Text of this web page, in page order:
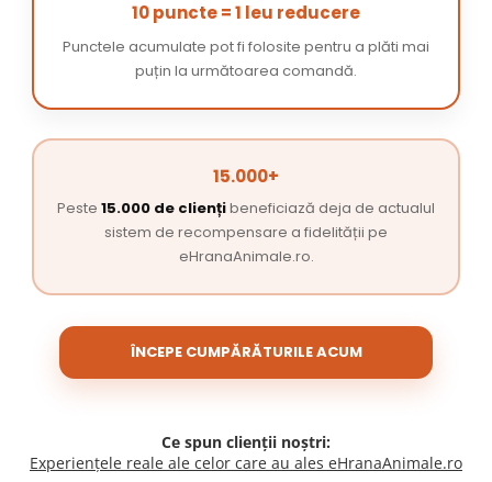
10 puncte = 1 leu reducere
Punctele acumulate pot fi folosite pentru a plăti mai
puțin la următoarea comandă.
15.000+
Peste 15.000 de cliențibeneficiază deja de actualul
sistem de recompensare a fidelității pe
eHranaAnimale.ro.
ÎNCEPE CUMPĂRĂTURILE ACUM
Ce spun clienții noștri:
Experiențele reale ale celor care au ales eHranaAnimale.ro